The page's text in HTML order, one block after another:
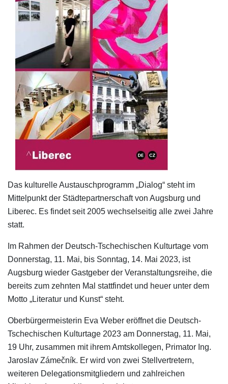
Das kulturelle Austauschprogramm „Dialog“ steht im
Mittelpunkt der Städtepartnerschaft von Augsburg und
Liberec. Es findet seit 2005 wechselseitig alle zwei Jahre
statt.
Im Rahmen der Deutsch-Tschechischen Kulturtage vom
Donnerstag, 11. Mai, bis Sonntag, 14. Mai 2023, ist
Augsburg wieder Gastgeber der Veranstaltungsreihe, die
bereits zum zehnten Mal stattfindet und heuer unter dem
Motto „Literatur und Kunst“ steht.
Oberbürgermeisterin Eva Weber eröffnet die Deutsch-
Tschechischen Kulturtage 2023 am Donnerstag, 11. Mai,
19 Uhr, zusammen mit ihrem Amtskollegen, Primator Ing.
Jaroslav Zámečník. Er wird von zwei Stellvertretern,
weiteren Delegationsmitgliedern und zahlreichen